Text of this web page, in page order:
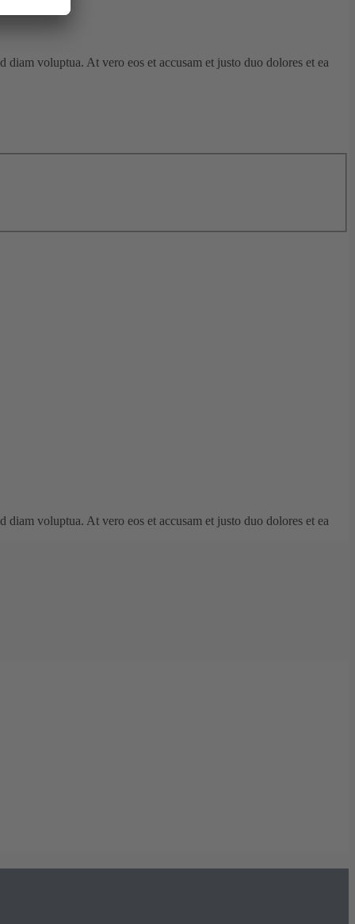
voluptua. At vero eos et accusam et justo duo dolores et ea
voluptua. At vero eos et accusam et justo duo dolores et ea